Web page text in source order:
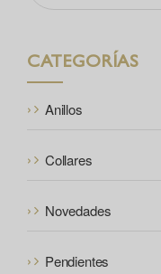
CATEGORÍAS
Anillos
Collares
Novedades
Pendientes